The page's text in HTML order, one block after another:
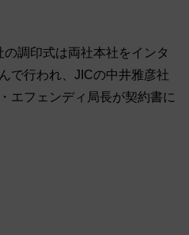
調印式は両社本社をインタ
で行われ、JICの中井雅彦社
エフェンディ局長が契約書に